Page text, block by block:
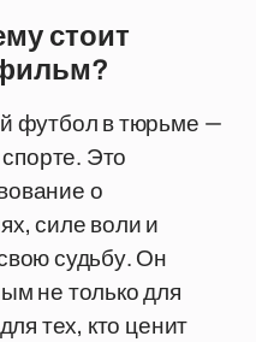
стоит
футбол в тюрьме —
Это
о
силе воли и
судьбу. Он
не только для
тех, кто ценит